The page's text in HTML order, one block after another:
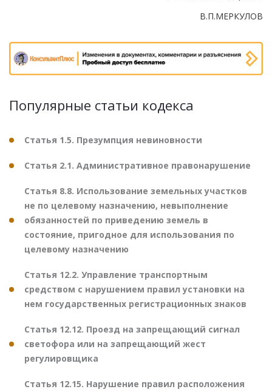
В.П.МЕРКУЛОВ
Популярные статьи кодекса
Статья 1.5. Презумпция невиновности
Статья 2.1. Административное правонарушение
Статья 8.8. Использование земельных участков
не по целевому назначению, невыполнение
обязанностей по приведению земель в
состояние, пригодное для использования по
целевому назначению
Статья 12.2. Управление транспортным
средством с нарушением правил установки на
нем государственных регистрационных знаков
Статья 12.12. Проезд на запрещающий сигнал
светофора или на запрещающий жест
регулировщика
Статья 12.15. Нарушение правил расположения